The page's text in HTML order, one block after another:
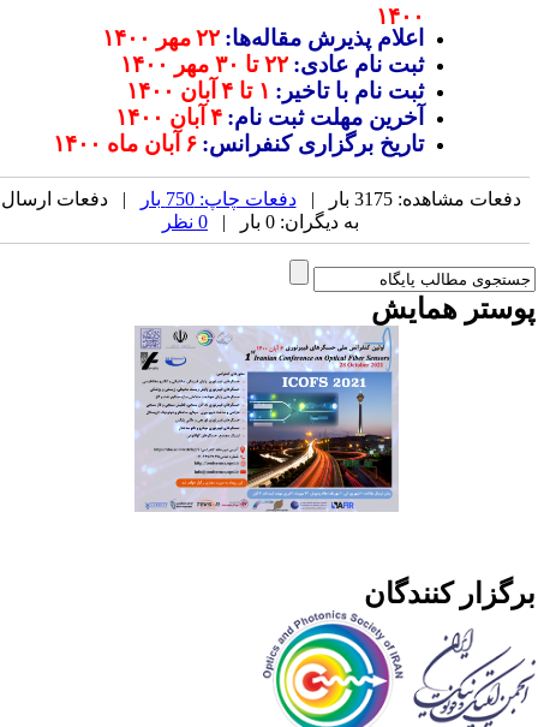
۱۴۰۰
اعلام پذیرش مقاله‌ها:۲۲مهر۱۴۰۰
ثبت نام عادی:۲۲ تا ۳۰ مهر
۱۴۰۰
ثبت نام با تاخیر: ۱ تا ۴ آبان۱۴۰۰
آخرین مهلت ثبت نام:۴ آبان۱۴۰۰
تاریخ برگزاری کنفرانس: ۶ آبان ماه۱۴۰۰
دفعات مشاهده: 3175 بار | دفعات چاپ: 750 بار
| دفعات ارسال
به دیگران: 0 بار |
همایش
کنندگان